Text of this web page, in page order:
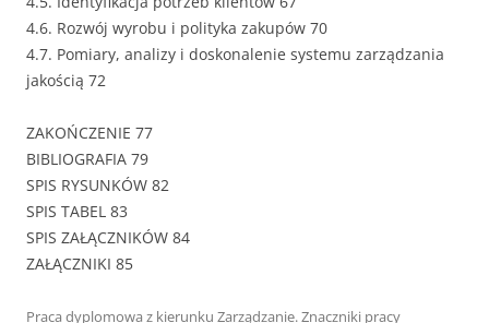
4.6. Rozwój wyrobu i polityka zakupów 70
4.7. Pomiary, analizy i doskonalenie systemu zarządzania
jakością 72
ZAKOŃCZENIE 77
BIBLIOGRAFIA 79
SPIS RYSUNKÓW 82
SPIS TABEL 83
SPIS ZAŁĄCZNIKÓW 84
ZAŁĄCZNIKI 85
Praca dyplomowa z kierunku Zarządzanie. Znaczniki pracy